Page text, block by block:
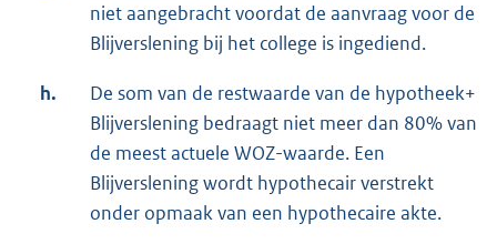
niet aangebracht voordat de aanvraag voor de
Blijverslening bij het college is ingediend.
h.
De som van de restwaarde van de hypotheek+
Blijverslening bedraagt niet meer dan 80% van
de meest actuele WOZ-waarde. Een
Blijverslening wordt hypothecair verstrekt
onder opmaak van een hypothecaire akte.